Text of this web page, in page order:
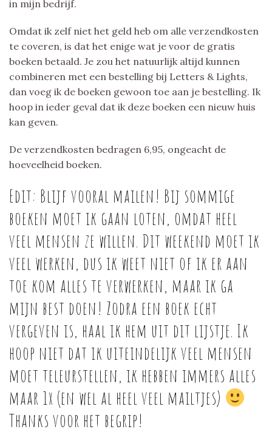
in mijn bedrijf.
Omdat ik zelf niet het geld heb om alle verzendkosten
te coveren, is dat het enige wat je voor de gratis
boeken betaald. Je zou het natuurlijk altijd kunnen
combineren met een bestelling bij Letters & Lights,
dan voeg ik de boeken gewoon toe aan je bestelling. Ik
hoop in ieder geval dat ik deze boeken een nieuw huis
kan geven.
De verzendkosten bedragen 6,95, ongeacht de
hoeveelheid boeken.
Edit: Blijf vooral mailen! Bij sommige
boeken moet ik gaan loten, omdat heel
veel mensen ze willen. Dit weekend moet ik
veel werken, dus ik weet niet of ik er aan
toe kom alles te verwerken, maar ik ga
mijn best doen! Zodra een boek echt
vergeven is, haal ik hem uit dit lijstje. Ik
hoop niet dat ik uiteindelijk veel mensen
moet teleurstellen, ik hebben immers alles
maar 1x (en wel al heel veel mailtjes)
Thanks voor het begrip!